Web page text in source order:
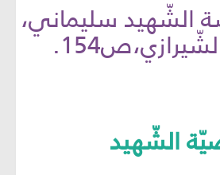
الشّهيد سليماني،
الشّهيد